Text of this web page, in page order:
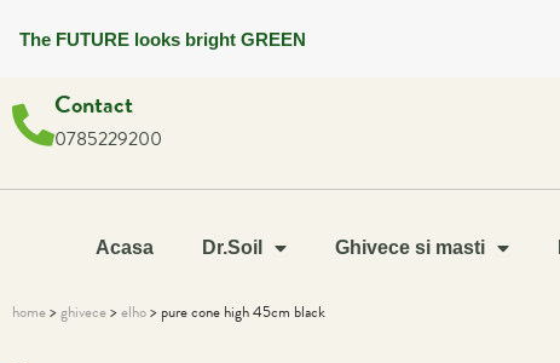
The FUTURE looks bright GREEN
Contact
0785229200
Acasa Dr.Soil Ghivece si masti
home>ghivece>elho> pure cone high 45cm black